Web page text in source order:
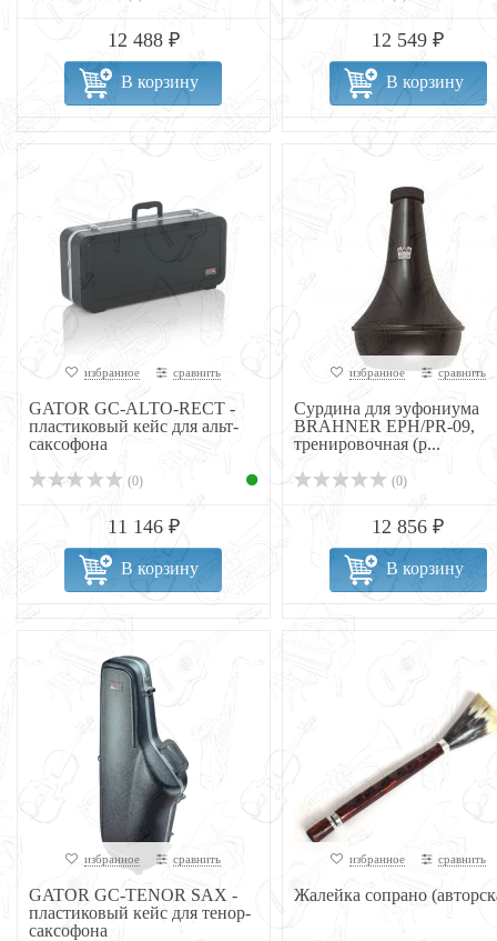
12 488 ₽
В корзину
12 549 ₽
В корзину
избранное сравнить
GATOR GC-ALTO-RECT -
пластиковый кейс для альт-
саксофона
(0)
11 146 ₽
В корзину
избранное сравнить
Сурдина для эуфониума
BRAHNER EPH/PR-09,
тренировочная (p...
(0)
12 856 ₽
В корзину
избранное сравнить
GATOR GC-TENOR SAX -
пластиковый кейс для тенор-
саксофона
избранное сравнить
Жалейка сопрано